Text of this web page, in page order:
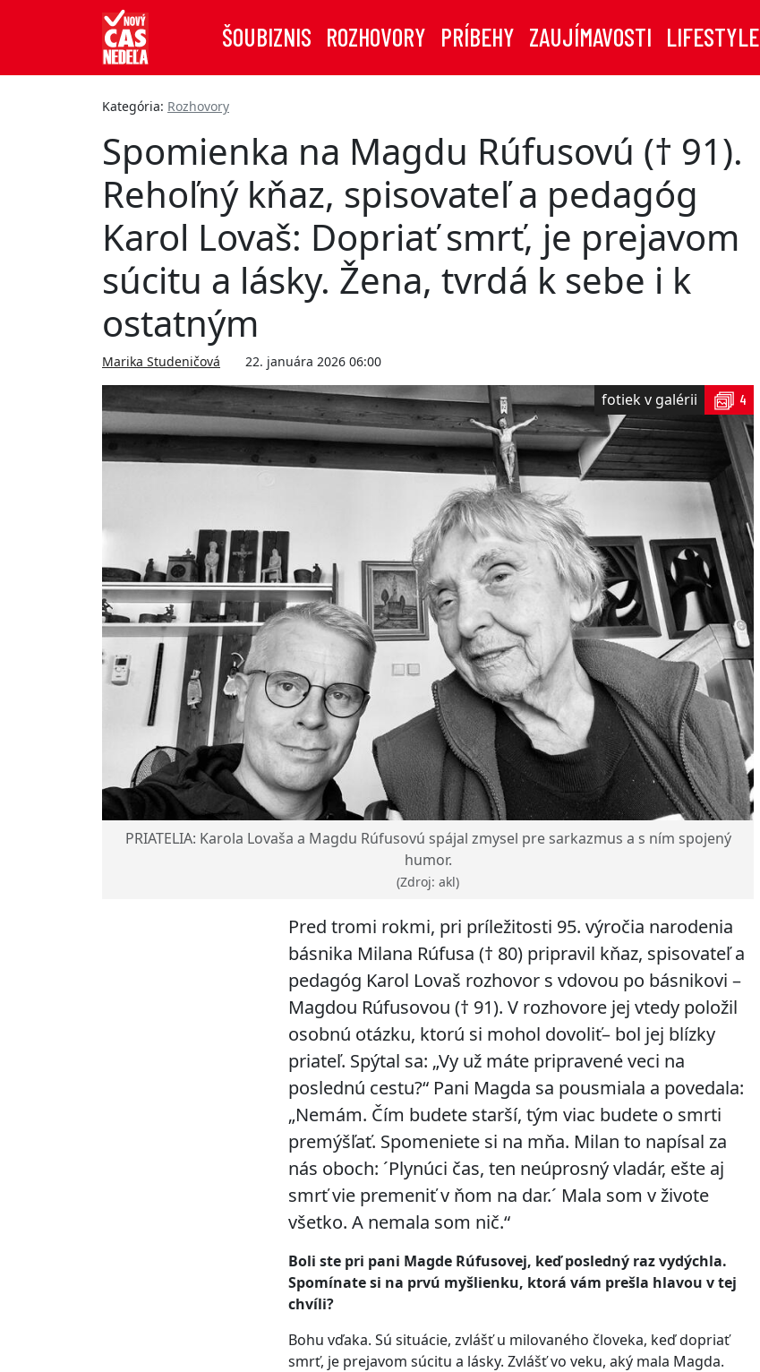
ŠOUBIZNIS ROZHOVORY PRÍBEHY ZAUJÍMAVOSTI LIFESTYLE
Kategória: Rozhovory
Spomienka na Magdu Rúfusovú († 91).
Rehoľný kňaz, spisovateľ a pedagóg
Karol Lovaš: Dopriať smrť, je prejavom
súcitu a lásky. Žena, tvrdá k sebe i k
ostatným
Marika Studeničová 22. januára 2026 06:00
fotiek v galérii 4
PRIATELIA: Karola Lovaša a Magdu Rúfusovú spájal zmysel pre sarkazmus a s ním spojený
humor.
(Zdroj: akl)
Pred tromi rokmi, pri príležitosti 95. výročia narodenia
básnika Milana Rúfusa († 80) pripravil kňaz, spisovateľ a
pedagóg Karol Lovaš rozhovor s vdovou po básnikovi –
Magdou Rúfusovou († 91). V rozhovore jej vtedy položil
osobnú otázku, ktorú si mohol dovoliť– bol jej blízky
priateľ. Spýtal sa: „Vy už máte pripravené veci na
poslednú cestu?“ Pani Magda sa pousmiala a povedala:
„Nemám. Čím budete starší, tým viac budete o smrti
premýšľať. Spomeniete si na mňa. Milan to napísal za
nás oboch: ´Plynúci čas, ten neúprosný vladár, ešte aj
smrť vie premeniť v ňom na dar.´ Mala som v živote
všetko. A nemala som nič.“
Boli ste pri pani Magde Rúfusovej, keď posledný raz vydýchla.
Spomínate si na prvú myšlienku, ktorá vám prešla hlavou v tej
chvíli?
Bohu vďaka. Sú situácie, zvlášť u milovaného človeka, keď dopriať
smrť, je prejavom súcitu a lásky. Zvlášť vo veku, aký mala Magda.